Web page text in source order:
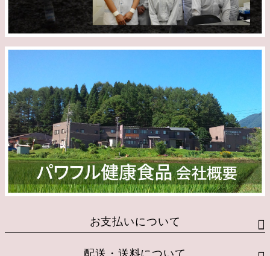
お支払いについて